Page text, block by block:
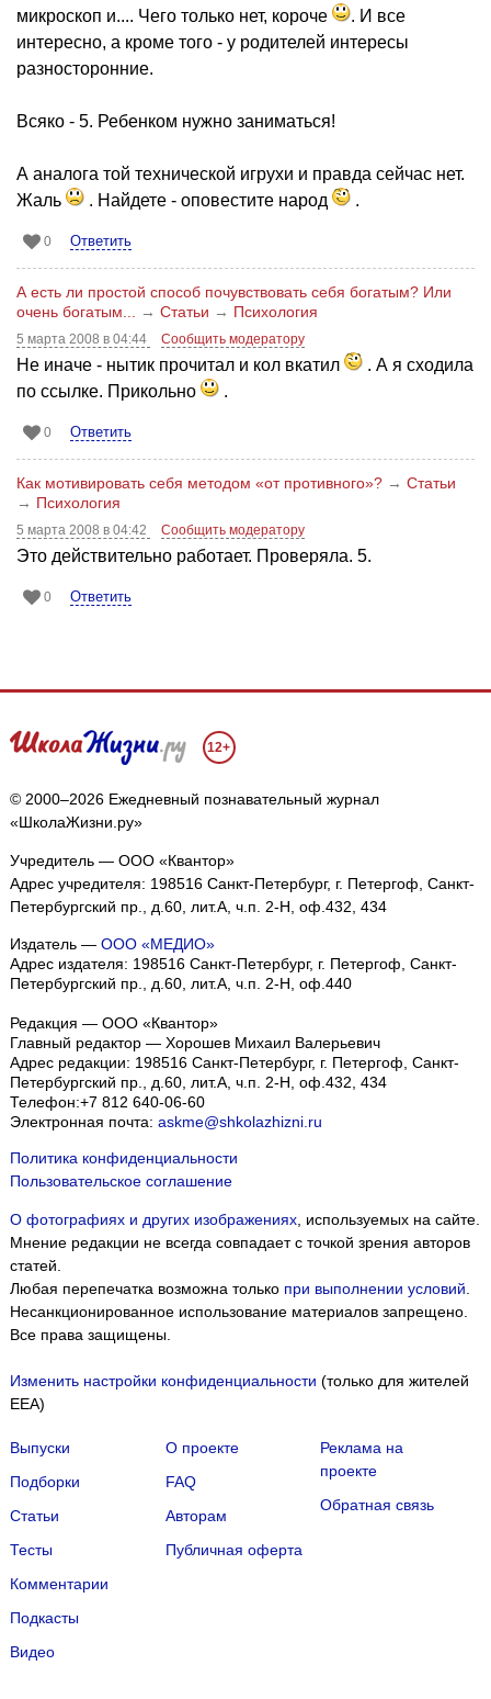
микроскоп и.... Чего только нет, короче
. И все
интересно, а кроме того - у родителей интересы
разносторонние.
Всяко - 5. Ребенком нужно заниматься!
А аналога той технической игрухи и правда сейчас нет.
Жаль
. Найдете - оповестите народ .
0 Ответить
А есть ли простой способ почувствовать себя богатым? Или
очень богатым...
→ Статьи → Психология
5 марта 2008 в 04:44 Сообщить модератору
Не иначе - нытик прочитал и кол вкатил
. А я сходила
по ссылке. Прикольно
.
0 Ответить
Как мотивировать себя методом «от противного»? → Статьи
→ Психология
5 марта 2008 в 04:42 Сообщить модератору
Это действительно работает. Проверяла. 5.
0 Ответить
12+
© 2000–2026 Ежедневный познавательный журнал
«ШколаЖизни.ру»
Учредитель — ООО «Квантор»
Адрес учредителя: 198516 Санкт-Петербург, г. Петергоф, Санкт-
Петербургский пр., д.60, лит.А, ч.п. 2-Н, оф.432, 434
Издатель — ООО «МЕДИО»
Адрес издателя: 198516 Санкт-Петербург, г. Петергоф, Санкт-
Петербургский пр., д.60, лит.А, ч.п. 2-Н, оф.440
Редакция — ООО «Квантор»
Главный редактор — Хорошев Михаил Валерьевич
Адрес редакции: 198516 Санкт-Петербург, г. Петергоф Санкт-
Петербургский пр., д.60, лит.А, ч.п. 2-Н, оф.432, 434
Телефон:+7 812 640-06-60
Электронная почта: askme@shkolazhizni.ru
Политика конфиденциальности
Пользовательское соглашение
О фотографиях и других изображениях, используемых на сайте.
Мнение редакции не всегда совпадает с точкой зрения авторов
статей.
Любая перепечатка возможна только при выполнении условий
Несанкционированное использование материалов запрещено.
Все права защищены.
Изменить настройки конфиденциальности (только для жителей
EEA)
Выпуски
Подборки
Статьи
Тесты
Комментарии
Подкасты
Видео
О проекте
FAQ
Авторам
Публичная оферта
Реклама на
проекте
Обратная связь